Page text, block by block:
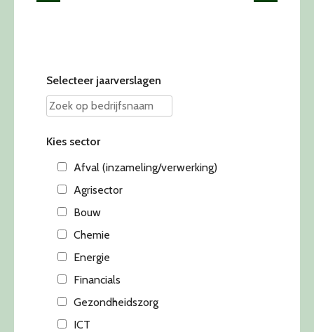
Selecteer jaarverslagen
Kies sector
Afval (inzameling/verwerking)
Agrisector
Bouw
Chemie
Energie
Financials
Gezondheidszorg
ICT